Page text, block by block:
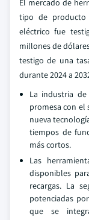
El mercado de
tipo de producto
eléctrico fue
millones de
testigo de una
durante 2024 a
La industria
promesa con el
nueva
tiempos de
más cortos.
Las
disponibles
recargas. La
potenciadas
que se